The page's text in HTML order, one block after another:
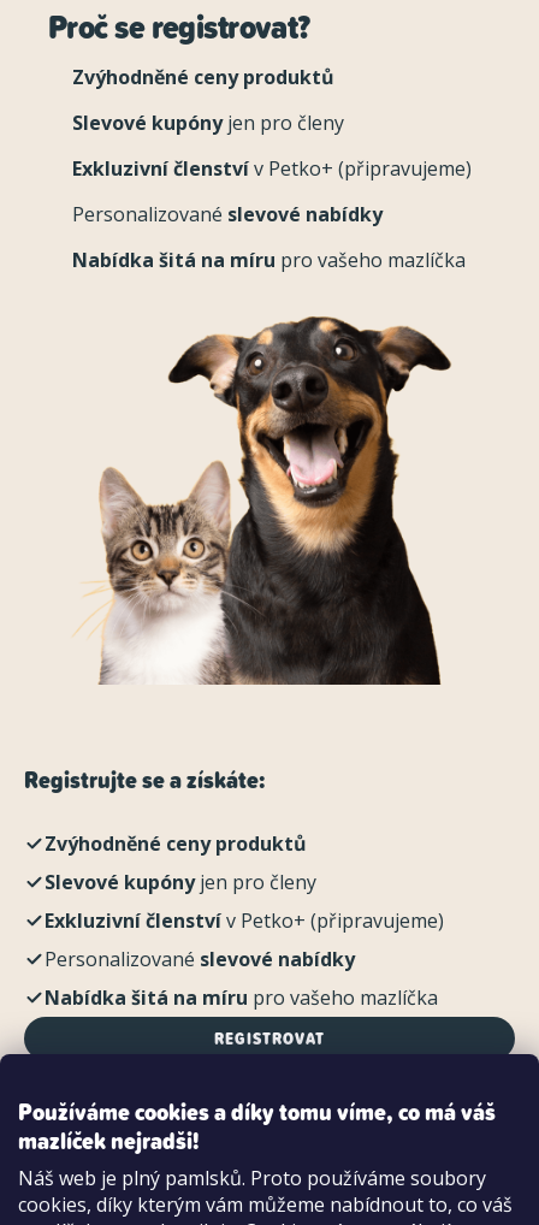
Používáme cookies a díky tomu víme, co má váš
mazlíček nejradši!
Náš web je plný pamlsků. Proto používáme soubory
cookies, díky kterým vám můžeme nabídnout to, co váš
Proč se registrovat?
Zvýhodněné ceny produktů
Slevové kupónyjen pro členy
Exkluzivní členstvív Petko+ (připravujeme)
Personalizované slevové nabídky
Nabídka šitá na míru pro vašeho mazlíčka
Registrujte se a získáte:
Zvýhodněné ceny produktů
Slevové kupónyjen pro členy
Exkluzivní členstvív Petko+ (připravujeme)
Personalizované slevové nabídky
Nabídka šitá na míru pro vašeho mazlíčka
REGISTROVAT
Možnosti platby:
Dobírkou
Hotově i kartou na pobočce